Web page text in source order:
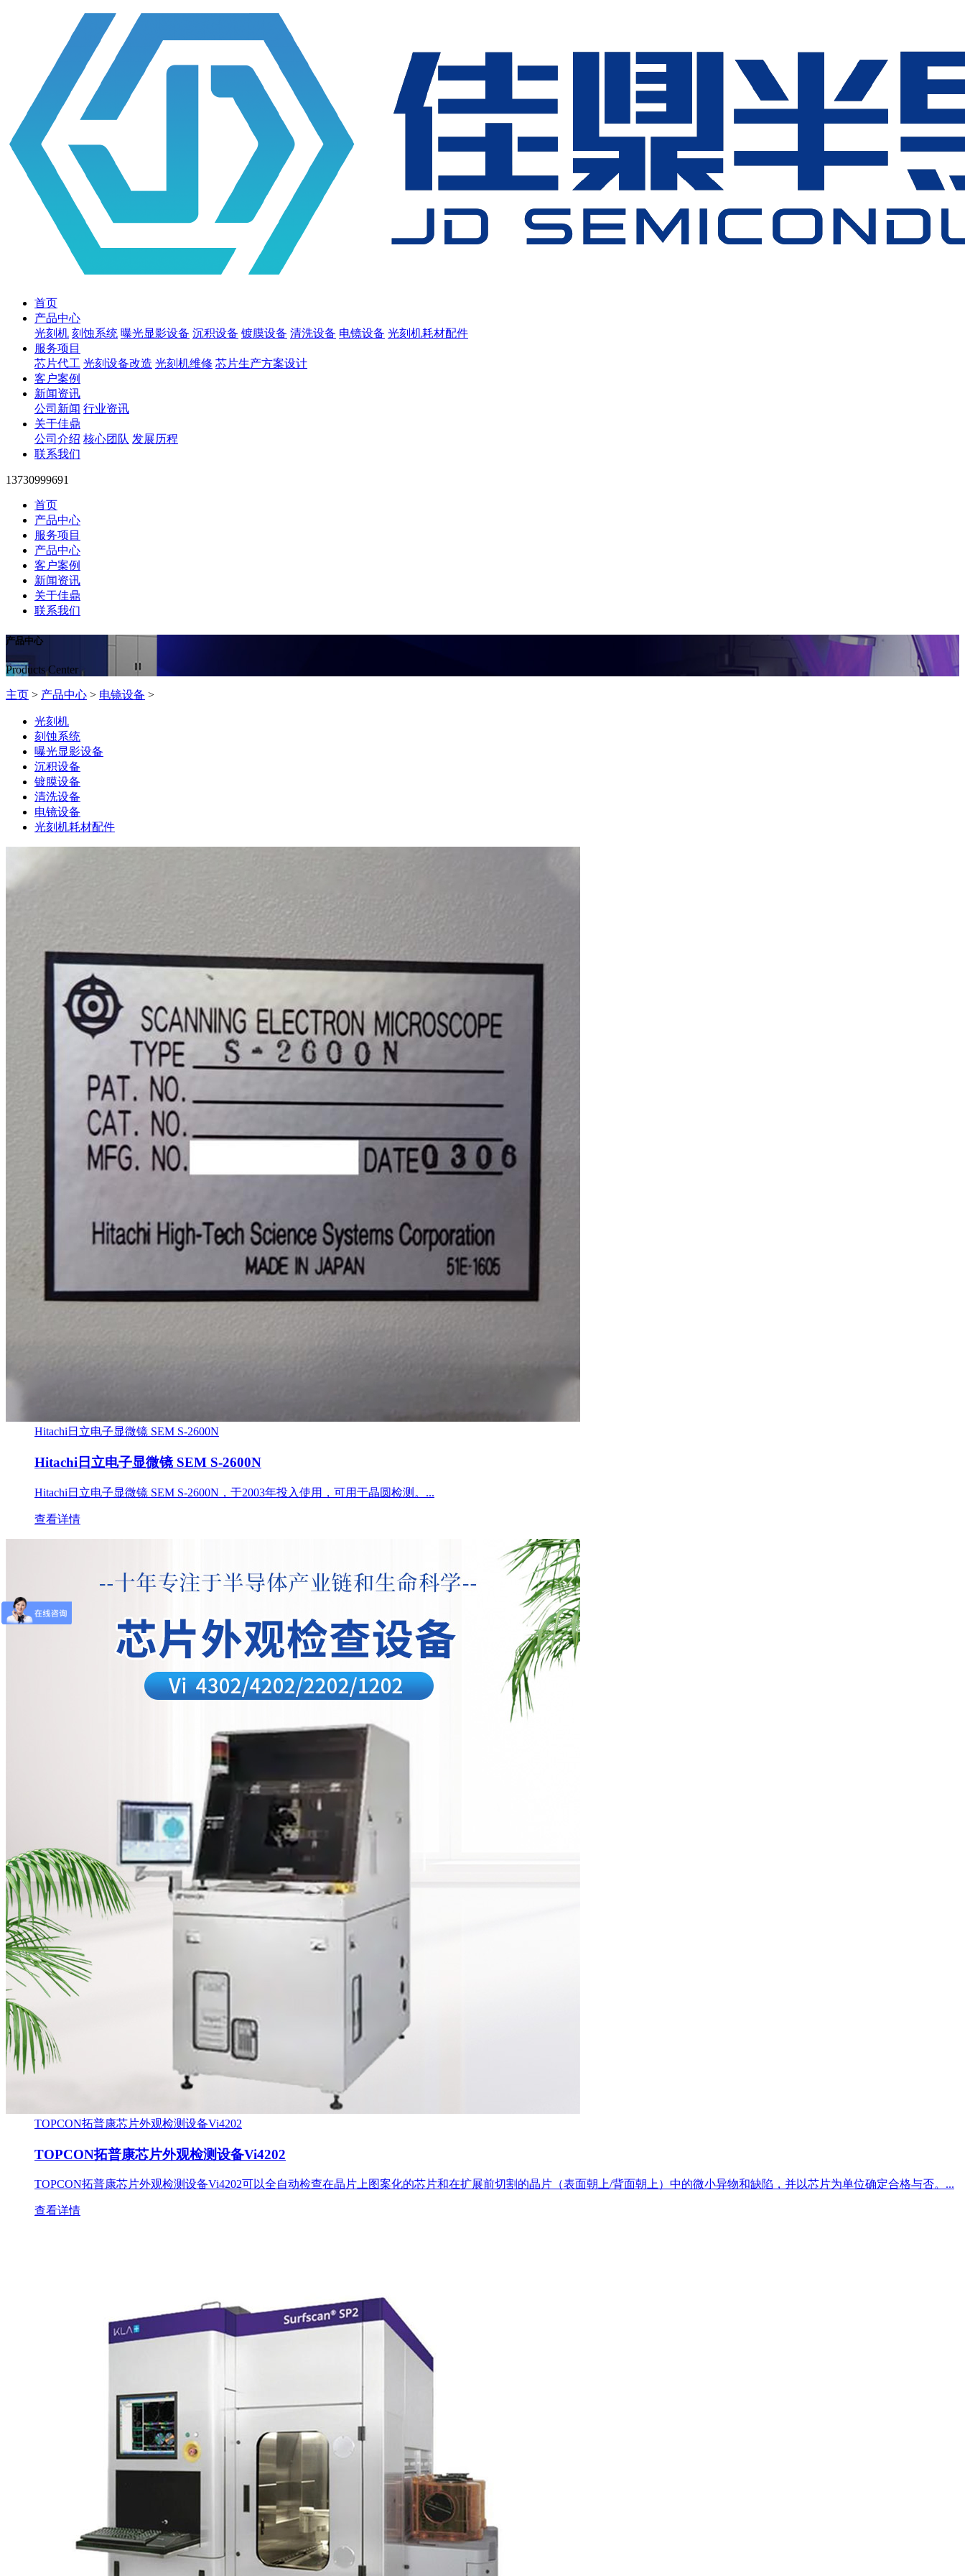
首页
产品中心
光刻机 刻蚀系统 曝光显影设备 沉积设备 镀膜设备 清洗设备 电镜设备 光刻机耗材配件
服务项目
芯片代工 光刻设备改造 光刻机维修 芯片生产方案设计
客户案例
新闻资讯
公司新闻 行业资讯
关于佳鼎
公司介绍 核心团队 发展历程
联系我们
13730999691
首页
产品中心
服务项目
产品中心
客户案例
新闻资讯
关于佳鼎
联系我们
产品中心
Products Center
主页 > 产品中心 > 电镜设备 >
光刻机
刻蚀系统
曝光显影设备
沉积设备
镀膜设备
清洗设备
电镜设备
光刻机耗材配件
Hitachi日立电子显微镜 SEM S-2600N
Hitachi日立电子显微镜 SEM S-2600N
Hitachi日立电子显微镜 SEM S-2600N，于2003年投入使用，可用于晶圆检测。...
查看详情
TOPCON拓普康芯片外观检测设备Vi4202
TOPCON拓普康芯片外观检测设备Vi4202
TOPCON拓普康芯片外观检测设备Vi4202可以全自动检查在晶片上图案化的芯片和在扩展前切割的晶片（表面朝上/背面朝上）中的微小异物和缺陷，并以芯片为单位确定合格与否。...
查看详情